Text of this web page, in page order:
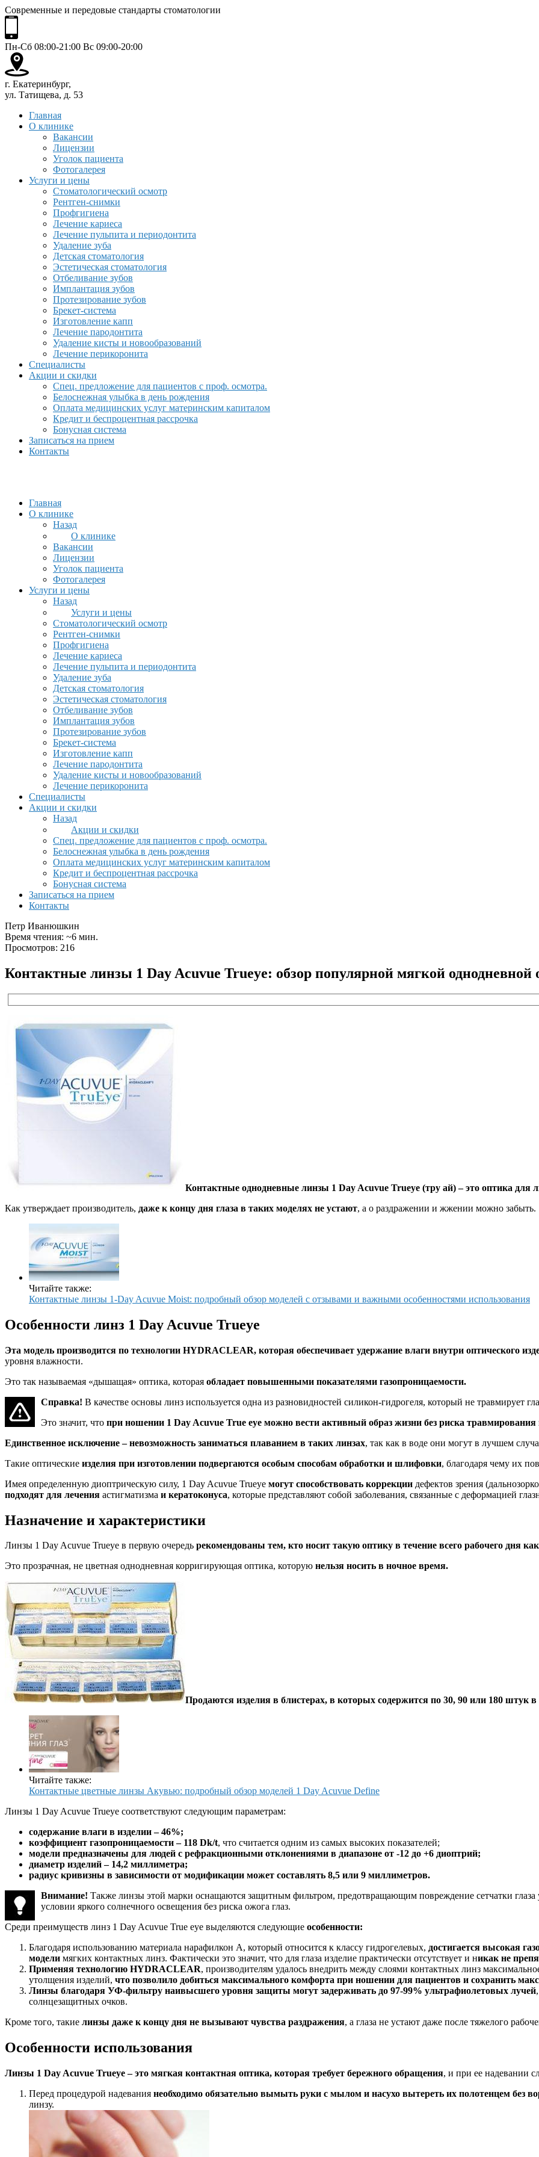
Современные и передовые стандарты стоматологии
Пн-Сб 08:00-21:00 Вс 09:00-20:00
г. Екатеринбург,
ул. Татищева, д. 53
Главная
О клинике
Вакансии
Лицензии
Уголок пациента
Фотогалерея
Услуги и цены
Стоматологический осмотр
Рентген-снимки
Профгигиена
Лечение кариеса
Лечение пульпита и периодонтита
Удаление зуба
Детская стоматология
Эстетическая стоматология
Отбеливание зубов
Имплантация зубов
Протезирование зубов
Брекет-система
Изготовление капп
Лечение пародонтита
Удаление кисты и новообразований
Лечение перикоронита
Специалисты
Акции и скидки
Спец. предложение для пациентов с проф. осмотра.
Белоснежная улыбка в день рождения
Оплата медицинских услуг материнским капиталом
Кредит и беспроцентная рассрочка
Бонусная система
Записаться на прием
Контакты
Главная
О клинике
Назад
О клинике
Вакансии
Лицензии
Уголок пациента
Фотогалерея
Услуги и цены
Назад
Услуги и цены
Стоматологический осмотр
Рентген-снимки
Профгигиена
Лечение кариеса
Лечение пульпита и периодонтита
Удаление зуба
Детская стоматология
Эстетическая стоматология
Отбеливание зубов
Имплантация зубов
Протезирование зубов
Брекет-система
Изготовление капп
Лечение пародонтита
Удаление кисты и новообразований
Лечение перикоронита
Специалисты
Акции и скидки
Назад
Акции и скидки
Спец. предложение для пациентов с проф. осмотра.
Белоснежная улыбка в день рождения
Оплата медицинских услуг материнским капиталом
Кредит и беспроцентная рассрочка
Бонусная система
Записаться на прием
Контакты
Петр Иванюшкин
Время чтения: ~6 мин.
Просмотров: 216
Контактные линзы 1 Day Acuvue Trueye: обзор популярной мягкой однодневной
Контактные однодневные линзы 1 Day Acuvue Trueye (тру ай) – это оптика
Как утверждает производитель, даже к концу дня глаза в таких моделях не устают, а о раздражении и жжении можно забыть.
Читайте также:
Контактные линзы 1-Day Acuvue Moist: подробный обзор моделей с отзывами и важными особенностями использования
Особенности линз 1 Day Acuvue Trueye
Эта модель производится по технологии HYDRACLEAR, которая обеспечивает удержание влаги внутри оптического
уровня влажности.
Это так называемая «дышащая» оптика, которая обладает повышенными показателями газопроницаемости.
Справка! В качестве основы линз используется одна из разновидностей силикон-гидрогеля, который не травмирует
Это значит, что при ношении 1 Day Acuvue True eye можно вести активный образ жизни без риска травмирования
Единственное исключение – невозможность заниматься плаванием в таких линзах, так как в воде они могут в лучшем
Такие оптические изделия при изготовлении подвергаются особым способам обработки и шлифовки, благодаря чему их
Имея определенную диоптрическую силу, 1 Day Acuvue Trueye могут способствовать коррекции дефектов зрения
подходят для лечения астигматизма и кератоконуса, которые представляют собой заболевания, связанные с деформацией
Назначение и характеристики
Линзы 1 Day Acuvue Trueye в первую очередь рекомендованы тем, кто носит такую оптику в течение всего рабочего дня
Это прозрачная, не цветная однодневная корригирующая оптика, которую нельзя носить в ночное время.
Продаются изделия в блистерах, в которых содержится по 30, 90 или 180 штук в
Читайте также:
Контактные цветные линзы Акувью: подробный обзор моделей 1 Day Acuvue Define
Линзы 1 Day Acuvue Trueye соответствуют следующим параметрам:
содержание влаги в изделии – 46%;
коэффициент газопроницаемости – 118 Dk/t, что считается одним из самых высоких показателей;
модели предназначены для людей с рефракционными отклонениями в диапазоне от -12 до +6 диоптрий;
диаметр изделий – 14,2 миллиметра;
радиус кривизны в зависимости от модификации может составлять 8,5 или 9 миллиметров.
Внимание! Также линзы этой марки оснащаются защитным фильтром, предотвращающим повреждение сетчатки
условии яркого солнечного освещения без риска ожога глаз.
Среди преимуществ линз 1 Day Acuvue True eye выделяются следующие особенности:
Благодаря использованию материала нарафилкон А, который относится к классу гидрогелевых, достигается высокая
модели мягких контактных линз. Фактически это значит, что для глаза изделие практически отсутствует и никак не
Применяя технологию HYDRACLEAR, производителям удалось внедрить между слоями контактных линз
утолщения изделий, что позволило добиться максимального комфорта при ношении для пациентов и сохранить
Линзы благодаря УФ-фильтру наивысшего уровня защиты могут задерживать до 97-99% ультрафиолетовых лучей
солнцезащитных очков.
Кроме того, такие линзы даже к концу дня не вызывают чувства раздражения, а глаза не устают даже после тяжелого
Особенности использования
Линзы 1 Day Acuvue Trueye – это мягкая контактная оптика, которая требует бережного обращения, и при ее надевании
Перед процедурой надевания необходимо обязательно вымыть руки с мылом и насухо вытереть их полотенцем без
линзу.